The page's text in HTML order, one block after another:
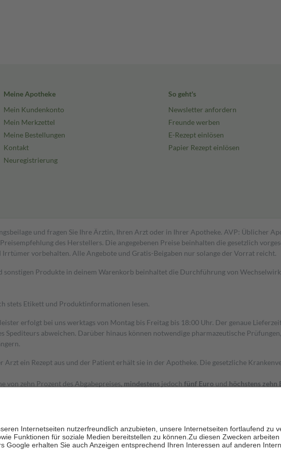
Meine Apotheke
Mein Kundenkonto
Mein Merkzettel
Meine Bestellungen
Kontakt
Neuregistrierung
So geht's
Newsletter anfordern
Freunde werben
E-Rezept einlösen
Papier Rezept einlösen
und fragen Sie Ihre Ärztin, Ihren Arzt oder in Ihrer Apotheke. AVP: Üblicher
des Herstellers. Die angegebenen Preise beinhalten die gesetzlich
vorbehalten. Alle Angebote und Gratis-Beigaben nur solange der Vorrat reicht.
Produkte in deinem Warenkorb beinhaltet die Durchführung von
stets Etikett und Produktinformationen lesen.
erfolgt bei uns werktags von Montag bis Freitag bis 18:00 Uhr. Der genaue
abweichen. Darüber hinaus können notwendige pharmazeutische
ein Rezept aus und der Patient erhält sie in der Apotheke. Die gesetzliche
zehn Prozent des Abgabepreises, mindestens jedoch fünf Euro und höchstens zehn
Gesundheit zu stärken und die besondere Stellung der Familie zu unterstützen, fallen
mit Ausnahme der Fahrkosten
die von der GKV getragen werden